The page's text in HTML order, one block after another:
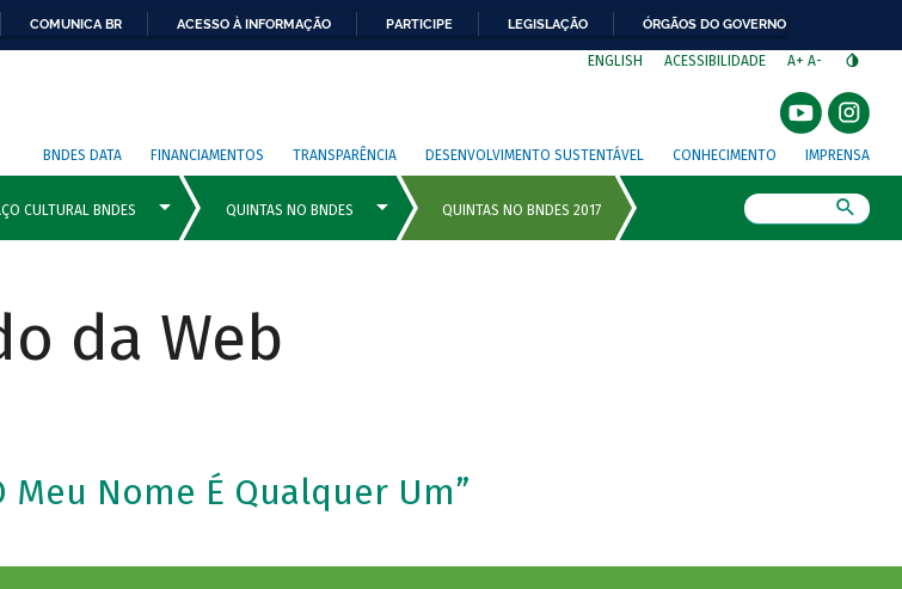
COMUNICA BR ACESSO À INFORMAÇÃO PARTICIPE LEGISLAÇÃO ÓRGÃOS DO GOVERNO
ENGLISH ACESSIBILIDADE A+ A-
BNDES DATA FINANCIAMENTOS TRANSPARÊNCIA DESENVOLVIMENTO SUSTENTÁVEL CONHECIMENTO IMPRENSA
da Web
Meu Nome É Qualquer Um”